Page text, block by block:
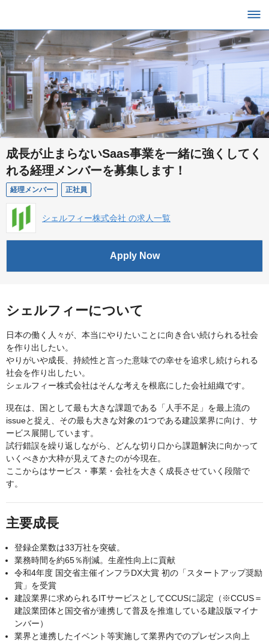
成長が止まらないSaas事業を一緒に強くしてく
れる経理メンバーを募集します！
経理メンバー 正社員
シェルフィー株式会社 の求人一覧
Apply Now
シェルフィーについて
日本の働く人々が、本当にやりたいことに向き合い続けられる社会
を作り出したい。
やりがいや成長、持続性と言った意味での幸せを追求し続けられる
社会を作り出したい。
シェルフィー株式会社はそんな考えを根底にした会社組織です。
現在は、国として最も大きな課題である「人手不足」を最上流の
issueと捉え、その最も大きな対象の1つである建設業界に向け、サ
ービス展開しています。
試行錯誤を繰り返しながら、どんな切り口から課題解決に向かって
いくべきか大枠が見えてきたのが今現在。
ここからはサービス・事業・会社を大きく成長させていく段階で
す。
主要成長
登録企業数は33万社を突破。
業務時間を約65％削減。生産性向上に貢献
令和4年度 国交省主催インフラDX大賞 初の「スタートアップ奨励
賞」を受賞
建設業界に求められるITサービスとしてCCUSに認定（※CCUS＝
建設業団体と国交省が連携して普及を推進している建設版マイナ
ンバー）
業界と連携したイベント等実施して業界内でのプレゼンス向上